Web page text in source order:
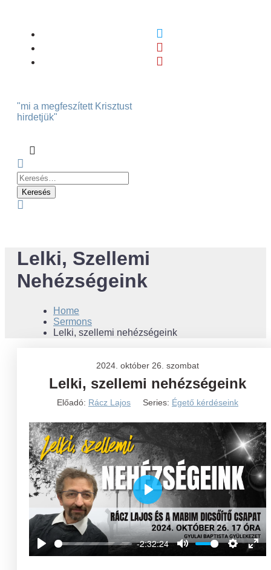
Content
"mi a megfeszített Krisztust
hirdetjük"
Keresés:
Lelki, Szellemi
Nehézségeink
Home
Sermons
Lelki, szellemi nehézségeink
2024. október 26. szombat
Lelki, szellemi nehézségeink
Előadó: Rácz Lajos Series: Égető kérdéseink
Play
-2:32:24
Mute Settings
Play